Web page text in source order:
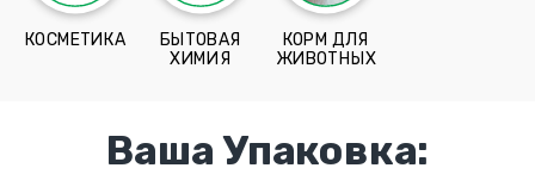
КОСМЕТИКА БЫТОВАЯ
ХИМИЯ
КОРМ ДЛЯ
ЖИВОТНЫХ
Ваша Упаковка: